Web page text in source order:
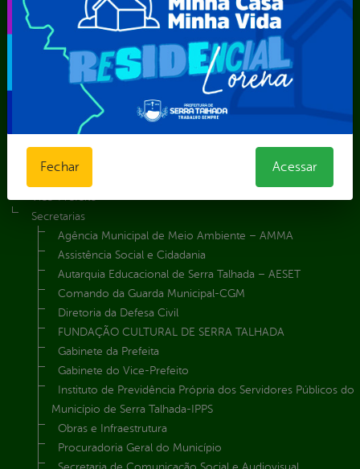
Cadastro Cultural
Contato
Dados abertos
Feriados e Pontos Facultativos
Glossário
Resultado de Exames
Telefones Úteis
Vice-Prefeito
Secretarias
Agência Municipal de Meio Ambiente – AMMA
Assistência Social e Cidadania
Autarquia Educacional de Serra Talhada – AESET
Comando da Guarda Municipal-CGM
Diretoria da Defesa Civil
FUNDAÇÃO CULTURAL DE SERRA TALHADA
Gabinete da Prefeita
Gabinete do Vice-Prefeito
Instituto de Previdência Própria dos Servidores Públicos do
Município de Serra Talhada-IPPS
Obras e Infraestrutura
Procuradoria Geral do Município
Fechar Acessar